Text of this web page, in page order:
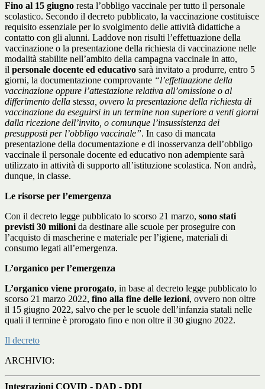
Fino al 15 giugno resta l’obbligo vaccinale per tutto il personale
scolastico. Secondo il decreto pubblicato, la vaccinazione costituisce
requisito essenziale per lo svolgimento delle attività didattiche a
contatto con gli alunni. Laddove non risulti l’effettuazione della
vaccinazione o la presentazione della richiesta di vaccinazione nelle
modalità stabilite nell’ambito della campagna vaccinale in atto,
il personale docente ed educativo sarà invitato a produrre, entro 5
giorni, la documentazione comprovante “l’effettuazione della
vaccinazione oppure l’attestazione relativa all’omissione o al
differimento della stessa, ovvero la presentazione della richiesta di
vaccinazione da eseguirsi in un termine non superiore a venti giorni
dalla ricezione dell’invito, o comunque l’insussistenza dei
presupposti per l’obbligo vaccinale”. In caso di mancata
presentazione della documentazione e di inosservanza dell’obbligo
vaccinale il personale docente ed educativo non adempiente sarà
utilizzato in attività di supporto all’istituzione scolastica. Non andrà,
dunque, in classe.
Le risorse per l’emergenza
Con il decreto legge pubblicato lo scorso 21 marzo, sono stati
previsti 30 milioni da destinare alle scuole per proseguire con
l’acquisto di mascherine e materiale per l’igiene, materiali di
consumo legati all’emergenza.
L’organico per l’emergenza
L’organico viene prorogato, in base al decreto legge pubblicato lo
scorso 21 marzo 2022, fino alla fine delle lezioni, ovvero non oltre
il 15 giugno 2022, salvo che per le scuole dell’infanzia statali nelle
quali il termine è prorogato fino e non oltre il 30 giugno 2022.
Il decreto
ARCHIVIO:
Integrazioni COVID - DAD - DDI